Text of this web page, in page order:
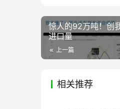
惊人的92万吨！创
进口量
上一篇
相关推荐